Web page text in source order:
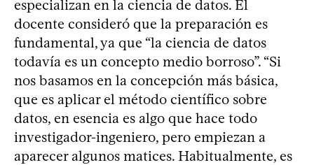
especializan en la ciencia de datos. El
docente consideró que la preparación es
fundamental, ya que “la ciencia de datos
todavía es un concepto medio borroso”. “Si
nos basamos en la concepción más básica,
que es aplicar el método científico sobre
datos, en esencia es algo que hace todo
investigador-ingeniero, pero empiezan a
aparecer algunos matices. Habitualmente, es